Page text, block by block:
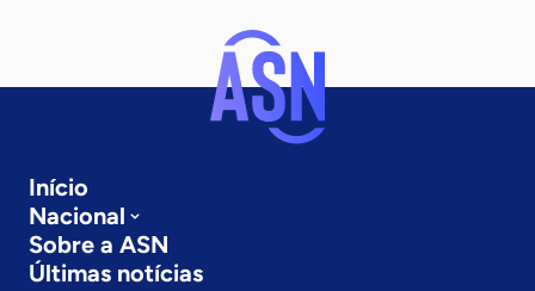
Início
Nacional
Sobre a ASN
Últimas notícias